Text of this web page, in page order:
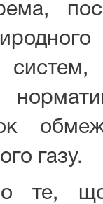
газу.
те,